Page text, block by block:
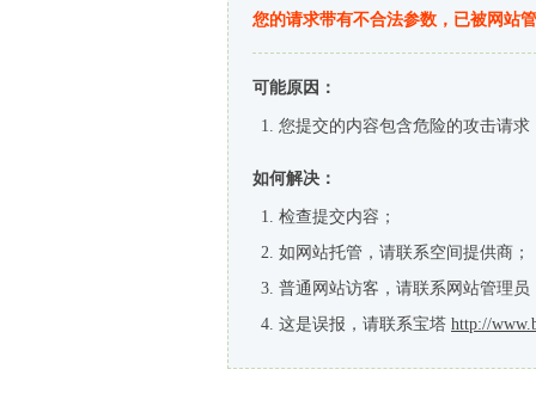
您的请求带有不合法参数，已被网站
可能原因：
您提交的内容包含危险的攻击请求
如何解决：
检查提交内容；
如网站托管，请联系空间提供商；
普通网站访客，请联系网站管理员
这是误报，请联系宝塔 http://